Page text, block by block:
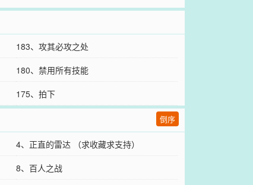
183、攻其必攻之处
180、禁用所有技能
175、拍下
倒序
4、正直的雷达 （求收藏求支持）
8、百人之战